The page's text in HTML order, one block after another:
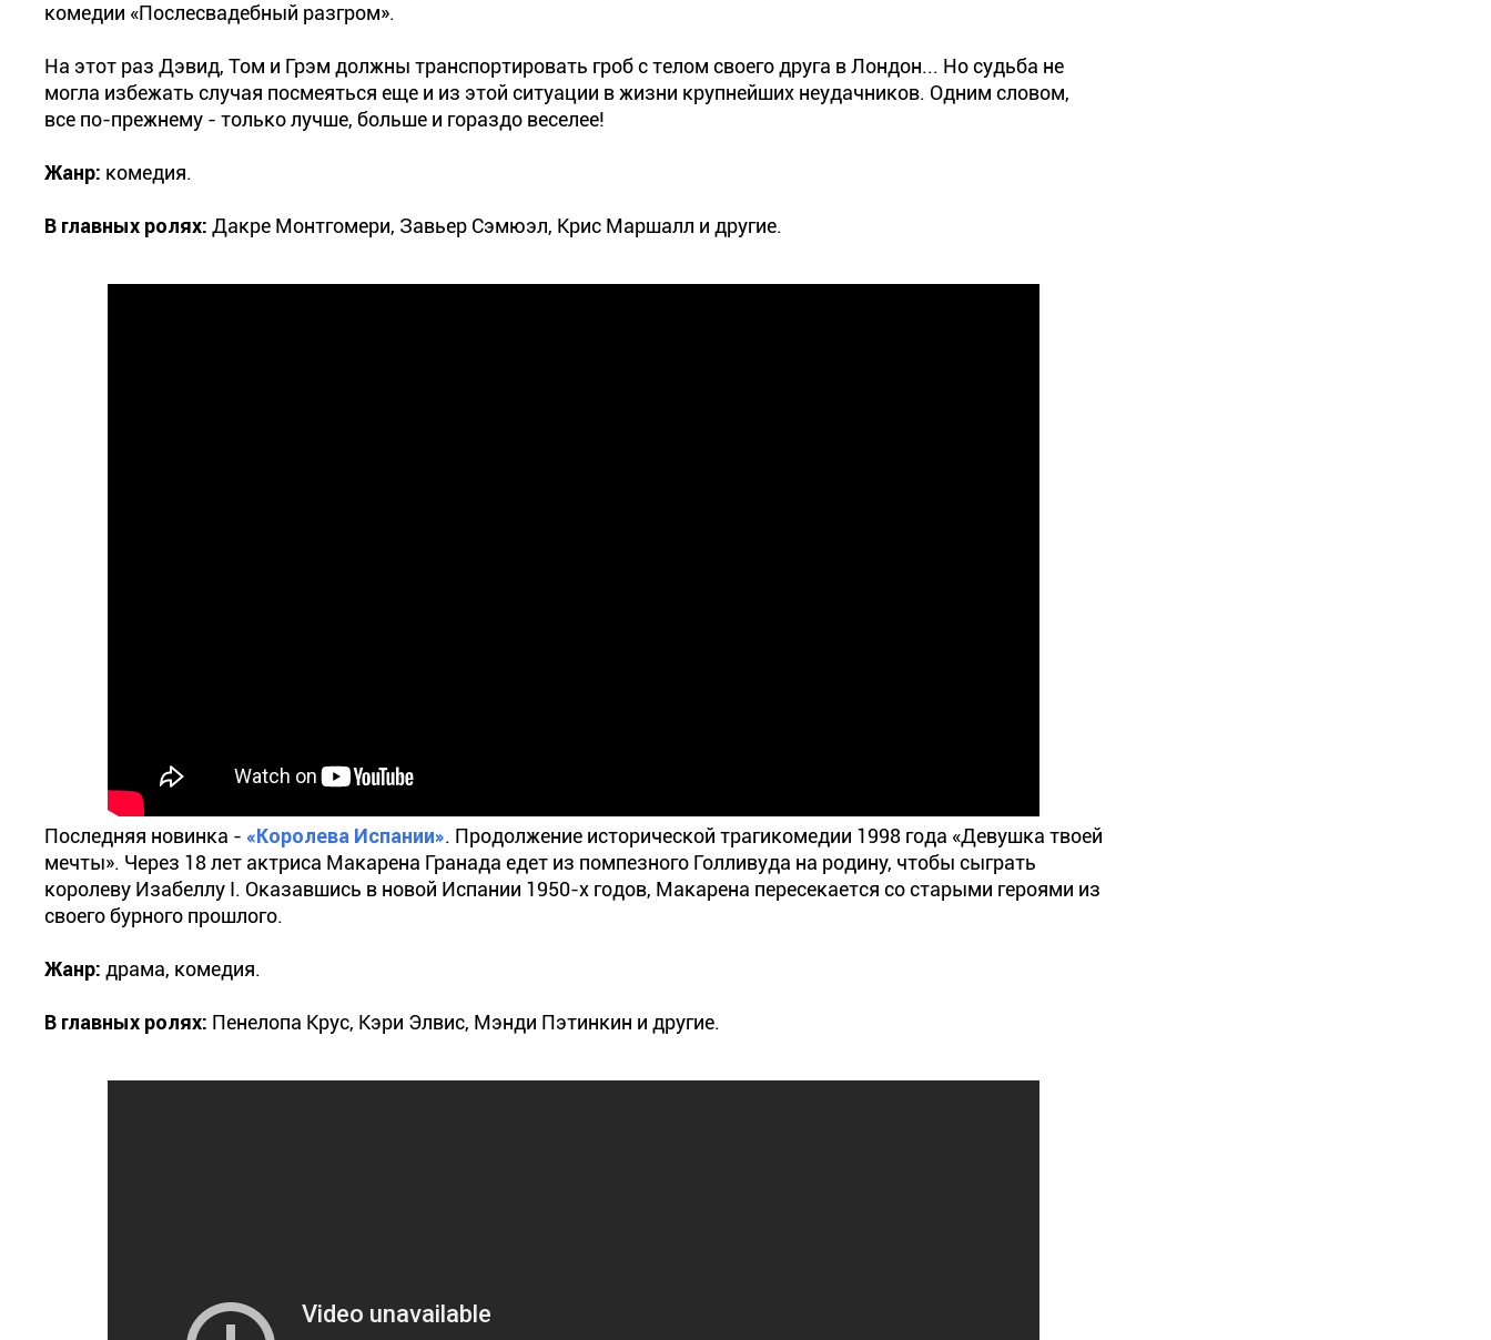
комедии «Послесвадебный разгром».
На этот раз Дэвид, Том и Грэм должны транспортировать гроб с телом своего друга в Лондон... Но судьба не
могла избежать случая посмеяться еще и из этой ситуации в жизни крупнейших неудачников. Одним словом,
все по-прежнему - только лучше, больше и гораздо веселее!
Жанр: комедия.
В главных ролях: Дакре Монтгомери, Завьер Сэмюэл, Крис Маршалл и другие.
Последняя новинка - «Королева Испании». Продолжение исторической трагикомедии 1998 года «Девушка твоей
мечты». Через 18 лет актриса Макарена Гранада едет из помпезного Голливуда на родину, чтобы сыграть
королеву Изабеллу I. Оказавшись в новой Испании 1950-х годов, Макарена пересекается со старыми героями из
своего бурного прошлого.
Жанр: драма, комедия.
В главных ролях: Пенелопа Крус, Кэри Элвис, Мэнди Пэтинкин и другие.